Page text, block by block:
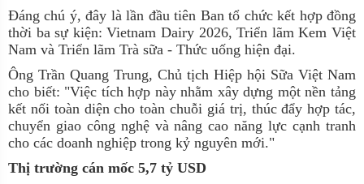
Đáng chú ý, đây là lần đầu tiên Ban tổ chức kết hợp đồng
thời ba sự kiện: Vietnam Dairy 2026, Triển lãm Kem Việt
Nam và Triển lãm Trà sữa - Thức uống hiện đại.
Ông Trần Quang Trung, Chủ tịch Hiệp hội Sữa Việt Nam
cho biết: "Việc tích hợp này nhằm xây dựng một nền tảng
kết nối toàn diện cho toàn chuỗi giá trị, thúc đẩy hợp tác,
chuyển giao công nghệ và nâng cao năng lực cạnh tranh
cho các doanh nghiệp trong kỷ nguyên mới."
Thị trường cán mốc 5,7 tỷ USD